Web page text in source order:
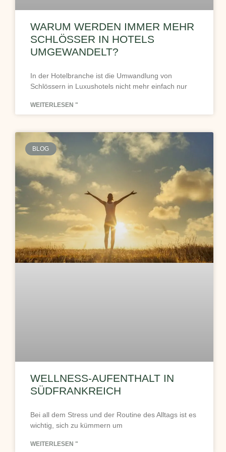
WARUM WERDEN IMMER MEHR
SCHLÖSSER IN HOTELS
UMGEWANDELT?
In der Hotelbranche ist die Umwandlung von
Schlössern in Luxushotels nicht mehr einfach nur
WEITERLESEN "
BLOG
WELLNESS-AUFENTHALT IN
SÜDFRANKREICH
Bei all dem Stress und der Routine des Alltags ist es
wichtig, sich zu kümmern um
WEITERLESEN "